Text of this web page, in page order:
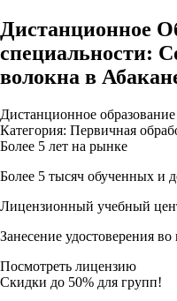
Дистанционное
специальности:
волокна в
Дистанционное
Категория: Первичная
Более 5 лет на рынке
Более 5 тысяч обученных и
Лицензионный учебный
Занесение удостоверения
Посмотреть лицензию
Скидки до 50% для групп!